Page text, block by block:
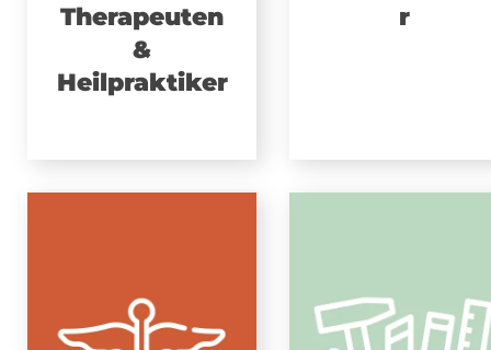
Therapeuten
&
Heilpraktiker
r